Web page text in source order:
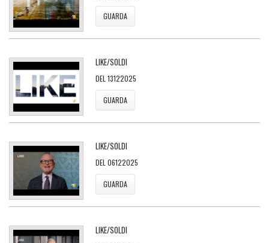
GUARDA
LIKE/SOLDI
DEL 13122025
GUARDA
LIKE/SOLDI
DEL 06122025
GUARDA
LIKE/SOLDI